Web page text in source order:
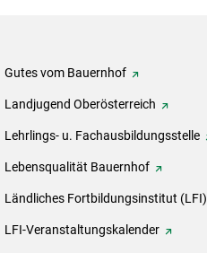
Gutes vom Bauernhof
Landjugend Oberösterreich
Lehrlings- u. Fachausbildungsstelle
Lebensqualität Bauernhof
Ländliches Fortbildungsinstitut (LFI)
LFI-Veranstaltungskalender